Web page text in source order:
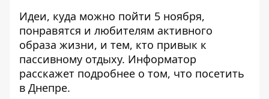
Идеи, куда можно пойти 5 ноября,
понравятся и любителям активного
образа жизни, и тем, кто привык к
пассивному отдыху. Информатор
расскажет подробнее о том, что посетить
в Днепре.